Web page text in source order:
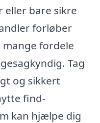
eller bare sikre
forløber
fordele
Tag
og sikkert
find-
kan hjælpe dig